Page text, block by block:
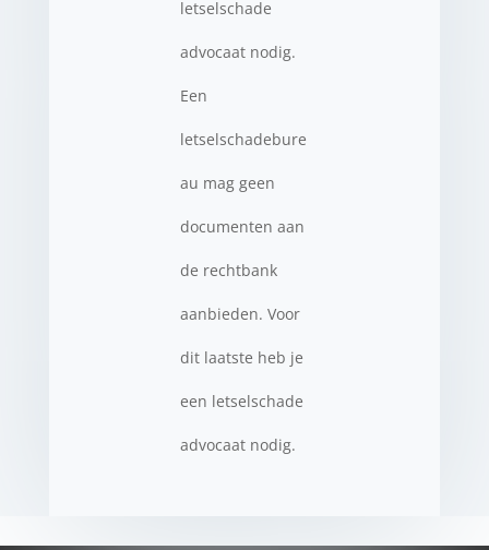
letselschade
advocaat nodig.
Een
letselschadebure
au mag geen
documenten aan
de rechtbank
aanbieden. Voor
dit laatste heb je
een letselschade
advocaat nodig.